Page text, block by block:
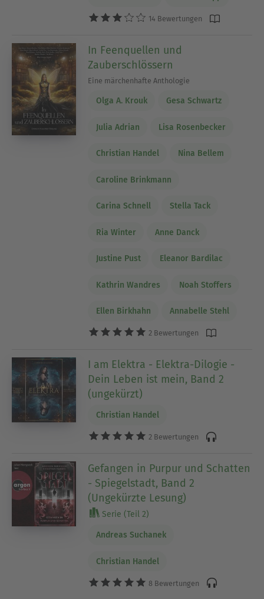
14 Bewertungen
In Feenquellen und
Zauberschlössern
Eine märchenhafte Anthologie
Olga A. Krouk Gesa Schwartz
Julia Adrian Lisa Rosenbecker
Christian Handel Nina Bellem
Caroline Brinkmann
Carina Schnell Stella Tack
Ria Winter Anne Danck
Justine Pust Eleanor Bardilac
Kathrin Wandres Noah Stoffers
Ellen Birkhahn Annabelle Stehl
2 Bewertungen
I am Elektra - Elektra-Dilogie -
Dein Leben ist mein, Band 2
(ungekürzt)
Christian Handel
2 Bewertungen
Gefangen in Purpur und Schatten
- Spiegelstadt, Band 2
(Ungekürzte Lesung)
Serie (Teil 2)
Andreas Suchanek
Christian Handel
8 Bewertungen